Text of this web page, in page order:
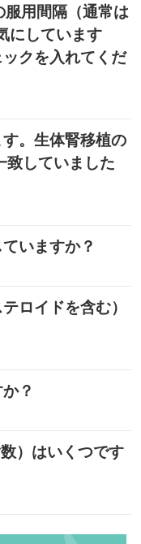
用間隔（通常は
にしています
クを入れてくだ
。生体腎移植の
致していました
いますか？
ロイドを含む）
？
）はいくつです